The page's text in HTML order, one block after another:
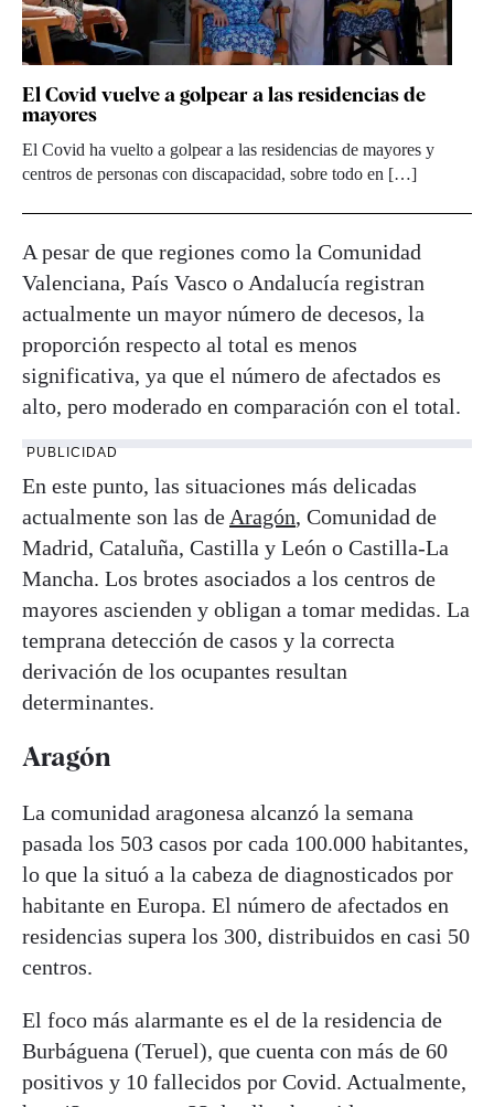
El Covid vuelve a golpear a las residencias de
mayores
El Covid ha vuelto a golpear a las residencias de mayores y
centros de personas con discapacidad, sobre todo en […]
A pesar de que regiones como la Comunidad
Valenciana, País Vasco o Andalucía registran
actualmente un mayor número de decesos, la
proporción respecto al total es menos
significativa, ya que el número de afectados es
alto, pero moderado en comparación con el total.
PUBLICIDAD
En este punto, las situaciones más delicadas
actualmente son las de Aragón, Comunidad de
Madrid, Cataluña, Castilla y León o Castilla-La
Mancha. Los brotes asociados a los centros de
mayores ascienden y obligan a tomar medidas. La
temprana detección de casos y la correcta
derivación de los ocupantes resultan
determinantes.
Aragón
La comunidad aragonesa alcanzó la semana
pasada los 503 casos por cada 100.000 habitantes,
lo que la situó a la cabeza de diagnosticados por
habitante en Europa. El número de afectados en
residencias supera los 300, distribuidos en casi 50
centros.
El foco más alarmante es el de la residencia de
Burbáguena (Teruel), que cuenta con más de 60
positivos y 10 fallecidos por Covid. Actualmente,